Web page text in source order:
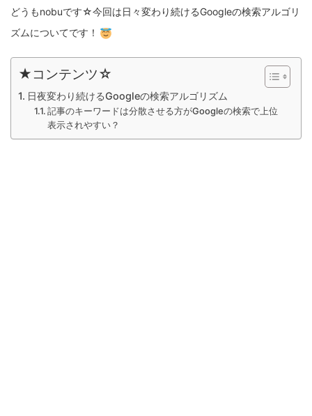
どうもnobuです☆今回は日々変わり続けるGoogleの検索アルゴリ
ズムについてです！
★コンテンツ☆
日夜変わり続けるGoogleの検索アルゴリズム
記事のキーワードは分散させる方がGoogleの検索で上位
表示されやすい？